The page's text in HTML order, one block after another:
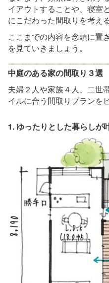
イアウトすることや、寝室
にこだわった間取りを考え
ここまでの内容を念頭に置
を見ていきましょう。
中庭のある家の間取り３選
夫婦２人や家族４人、二世
イルに合う間取りプランを
1. ゆったりとした暮らしが